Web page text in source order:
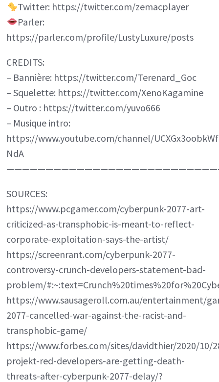
Twitter: https://twitter.com/zemacplayer
Parler:
https://parler.com/profile/LustyLuxure/posts
CREDITS:
– Bannière: https://twitter.com/Terenard_Goc
– Squelette: https://twitter.com/XenoKagamine
– Outro : https://twitter.com/yuvo666
– Musique intro:
https://www.youtube.com/channel/
NdA
SOURCES:
https://www.pcgamer.com/cyberpunk-2077-art-
criticized-as-transphobic-is-meant-to-reflect-
corporate-exploitation-says-the-artist/
https://screenrant.com/cyberpunk-2077-
controversy-crunch-developers-statement-bad-
problem/
https://www.sausageroll.com.au/entertainment/
2077-cancelled-war-against-the-racist-and-
transphobic-game/
https://www.forbes.com/sites/davidthier/2020/10/
projekt-red-developers-are-getting-death-
threats-after-cyberpunk-2077-delay/?